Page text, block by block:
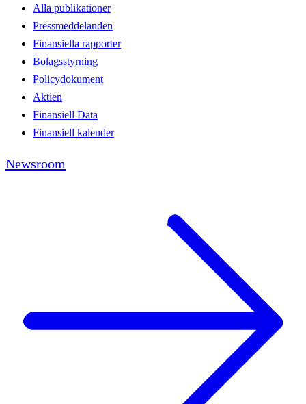
Alla publikationer
Pressmeddelanden
Finansiella rapporter
Bolagsstyrning
Policydokument
Aktien
Finansiell Data
Finansiell kalender
Newsroom